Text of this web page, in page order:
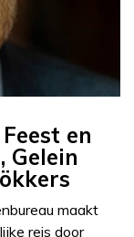
en
Gelein
maakt
reis door